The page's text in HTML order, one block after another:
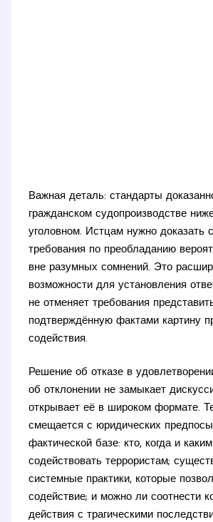
Важная деталь: стандарты
гражданском судопроизводстве
уголовном. Истцам нужно доказать
требования по преобладанию
вне разумных сомнений. Это
возможности для установления
не отменяет требования
подтверждённую фактами картину
содействия.
Решение об отказе в
об отклонении не замыкает
открывает её в широком формате.
смещается с юридических
фактической базе: кто, когда и
содействовать террористам;
системные практики, которые
содействие; и можно ли соотнести
действия с трагическими